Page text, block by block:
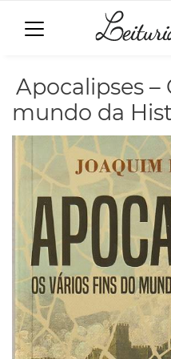
Apocalipses –
mundo da